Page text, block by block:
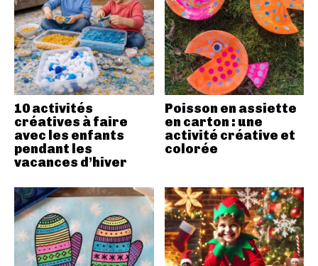
10 activités
créatives à faire
avec les enfants
pendant les
vacances d’hiver
Poisson en assiette
en carton : une
activité créative et
colorée